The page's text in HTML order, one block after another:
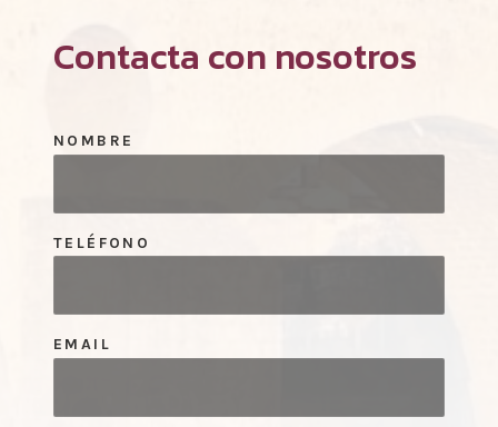
Contacta con nosotros
NOMBRE
TELÉFONO
EMAIL